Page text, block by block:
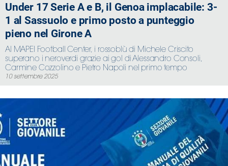
Museo
del
Calcio
Shop
I
partner
Cerca
Under 17 Serie A e B, il Genoa implacabile: 3-
1 al Sassuolo e primo posto a punteggio
pieno nel Girone A
Al MAPEI Football Center, i rossoblù di Michele Criscito
superano i neroverdi grazie ai gol di Alessandro Consoli,
Carmine Cozzolino e Pietro Napoli nel primo tempo
10 settembre 2025